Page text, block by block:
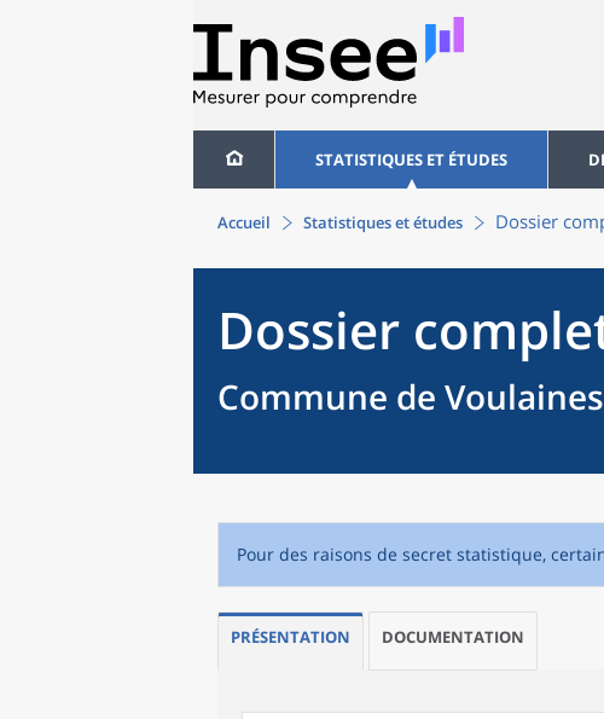
STATISTIQUES ET ÉTUDES
Accueil Statistiques et études Dossier
Dossier
Commune de
Pour des raisons de secret statistique,
PRÉSENTATION DOCUMENTATION